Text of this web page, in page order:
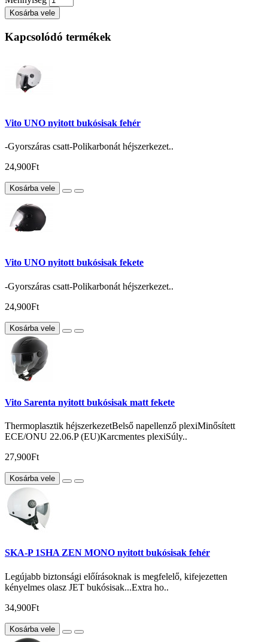
Kosárba vele
Kapcsolódó termékek
Vito UNO nyitott bukósisak fehér
-Gyorszáras csatt-Polikarbonát héjszerkezet..
24,900Ft
Kosárba vele
Vito UNO nyitott bukósisak fekete
-Gyorszáras csatt-Polikarbonát héjszerkezet..
24,900Ft
Kosárba vele
Vito Sarenta nyitott bukósisak matt fekete
Thermoplasztik héjszerkezetBelső napellenző plexiMinősített
ECE/ONU 22.06.P (EU)Karcmentes plexiSúly..
27,900Ft
Kosárba vele
SKA-P 1SHA ZEN MONO nyitott bukósisak fehér
Legújabb biztonsági előírásoknak is megfelelő, kifejezetten
kényelmes olasz JET bukósisak...Extra ho..
34,900Ft
Kosárba vele